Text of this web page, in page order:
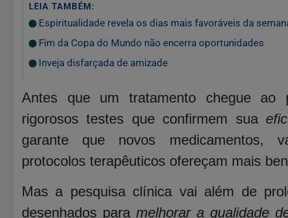
LEIA TAMBÉM:
Espiritualidade revela os dias mais favoráveis da
Fim da Copa do Mundo não encerra oportunidades
Inveja disfarçada de amizade
Antes que um tratamento chegue ao
rigorosos testes que confirmem sua
garante que novos medicamentos,
protocolos terapêuticos ofereçam mais
Mas a pesquisa clínica vai além de
desenhados para melhorar a qualidade